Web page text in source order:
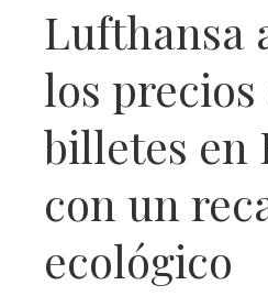
Lufthansa
los precios
billetes en
con un
ecológico